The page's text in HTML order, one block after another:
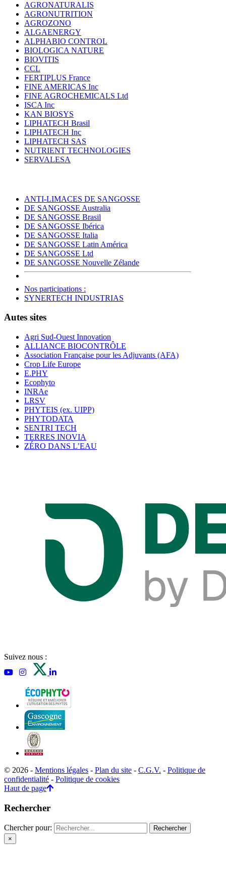
AGRONATURALIS
AGRONUTRITION
AGROZONO
ALGAENERGY
ALPHABIO CONTROL
BIOLOGICA NATURE
BIOVITIS
CCL
FERTIPLUS France
FINE AMERICAS Inc
FINE AGROCHEMICALS Ltd
ISCA Inc
KAN BIOSYS
LIPHATECH Brasil
LIPHATECH Inc
LIPHATECH SAS
NUTRIENT TECHNOLOGIES
SERVALESA
ANTI-LIMACES DE SANGOSSE
DE SANGOSSE Australia
DE SANGOSSE Brasil
DE SANGOSSE Ibérica
DE SANGOSSE Italia
DE SANGOSSE Latin América
DE SANGOSSE Ltd
DE SANGOSSE Nouvelle Zélande
Nos participations :
SYNERTECH INDUSTRIAS
Autes sites
Agri Sud-Ouest Innovation
ALLIANCE BIOCONTRÔLE
Association Française pour les Adjuvants (AFA)
Crop Life Europe
E.PHY
Ecophyto
INRAe
LRSV
PHYTEIS (ex. UIPP)
PHYTODATA
SENTRI TECH
TERRES INOVIA
ZÉRO DANS L’EAU
Suivez nous :
© 2026 - Mentions légales - Plan du site - C.G.V. - Politique de
confidentialité - Politique de cookies
Haut de page
Rechercher
Chercher pour:
×